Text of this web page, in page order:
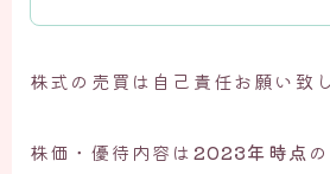
株式の売買は自己責任お願い致
株価・優待内容は2023年時点